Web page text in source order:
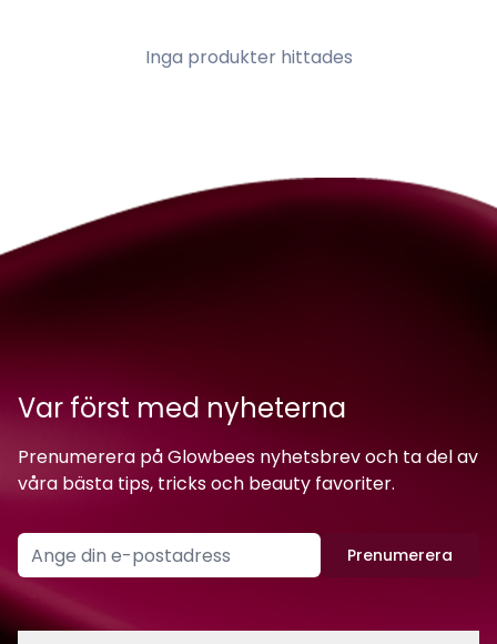
Inga produkter hittades
Var först med nyheterna
Prenumerera på Glowbees nyhetsbrev och ta del av
våra bästa tips, tricks och beauty favoriter.
Prenumerera